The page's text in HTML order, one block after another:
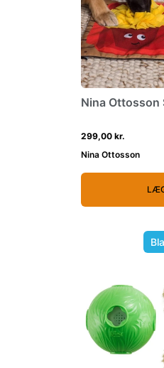
Nina
299,00 kr.
Nina Ottosson